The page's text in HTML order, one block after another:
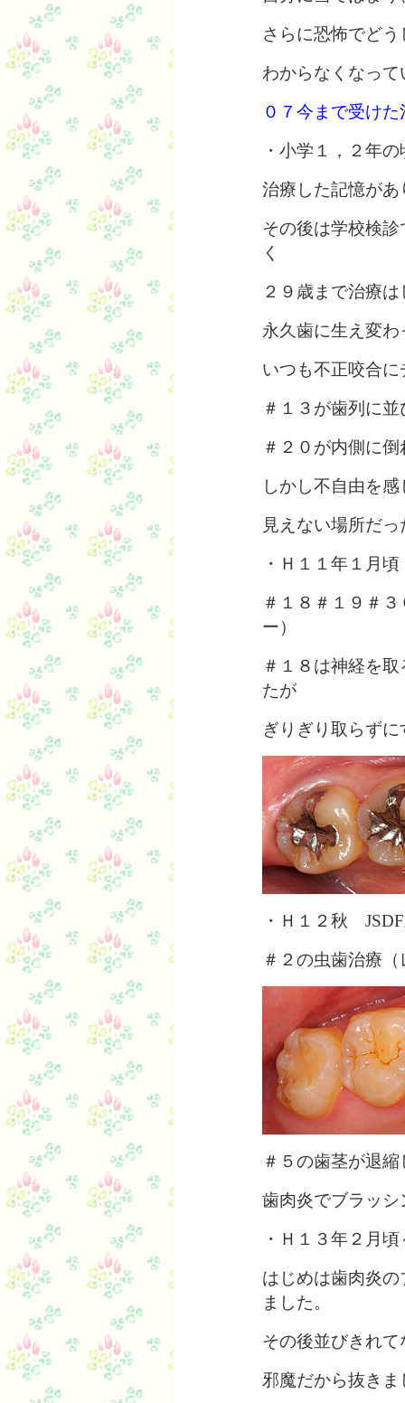
さらに恐怖でど
わからなくなって
０７今まで受け
・小学１，２年
治療した記憶があ
その後は学校検
く
２９歳まで治療
永久歯に生え変わ
いつも不正咬合
＃１３が歯列に
＃２０が内側に
しかし不自由を
見えない場所だ
・Ｈ１１年１月
＃１８＃１９＃
ー）
＃１８は神経を
たが
ぎりぎり取らず
・Ｈ１２秋
＃２の虫歯治療
＃５の歯茎が退
歯肉炎でブラッ
・Ｈ１３年２月
はじめは歯肉炎
ました。
その後並びきれ
邪魔だから抜きま